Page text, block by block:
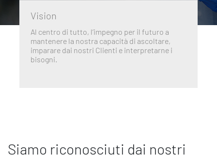
Vision
Al centro di tutto, l’impegno per il futuro a
mantenere la nostra capacità di ascoltare,
imparare dai nostri Clienti e interpretarne i
bisogni.
Siamo riconosciuti dai nostri